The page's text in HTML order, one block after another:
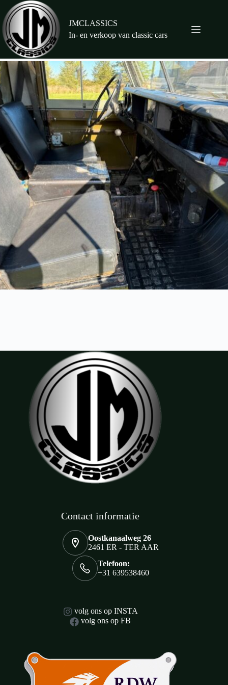
naar
de
inhoud
JMCLASSICS
In- en verkoop van classic cars
Contact informatie
Oostkanaalweg 26
2461 ER - TER AAR
Telefoon:
+31 639538460
volg ons op INSTA
volg ons op FB